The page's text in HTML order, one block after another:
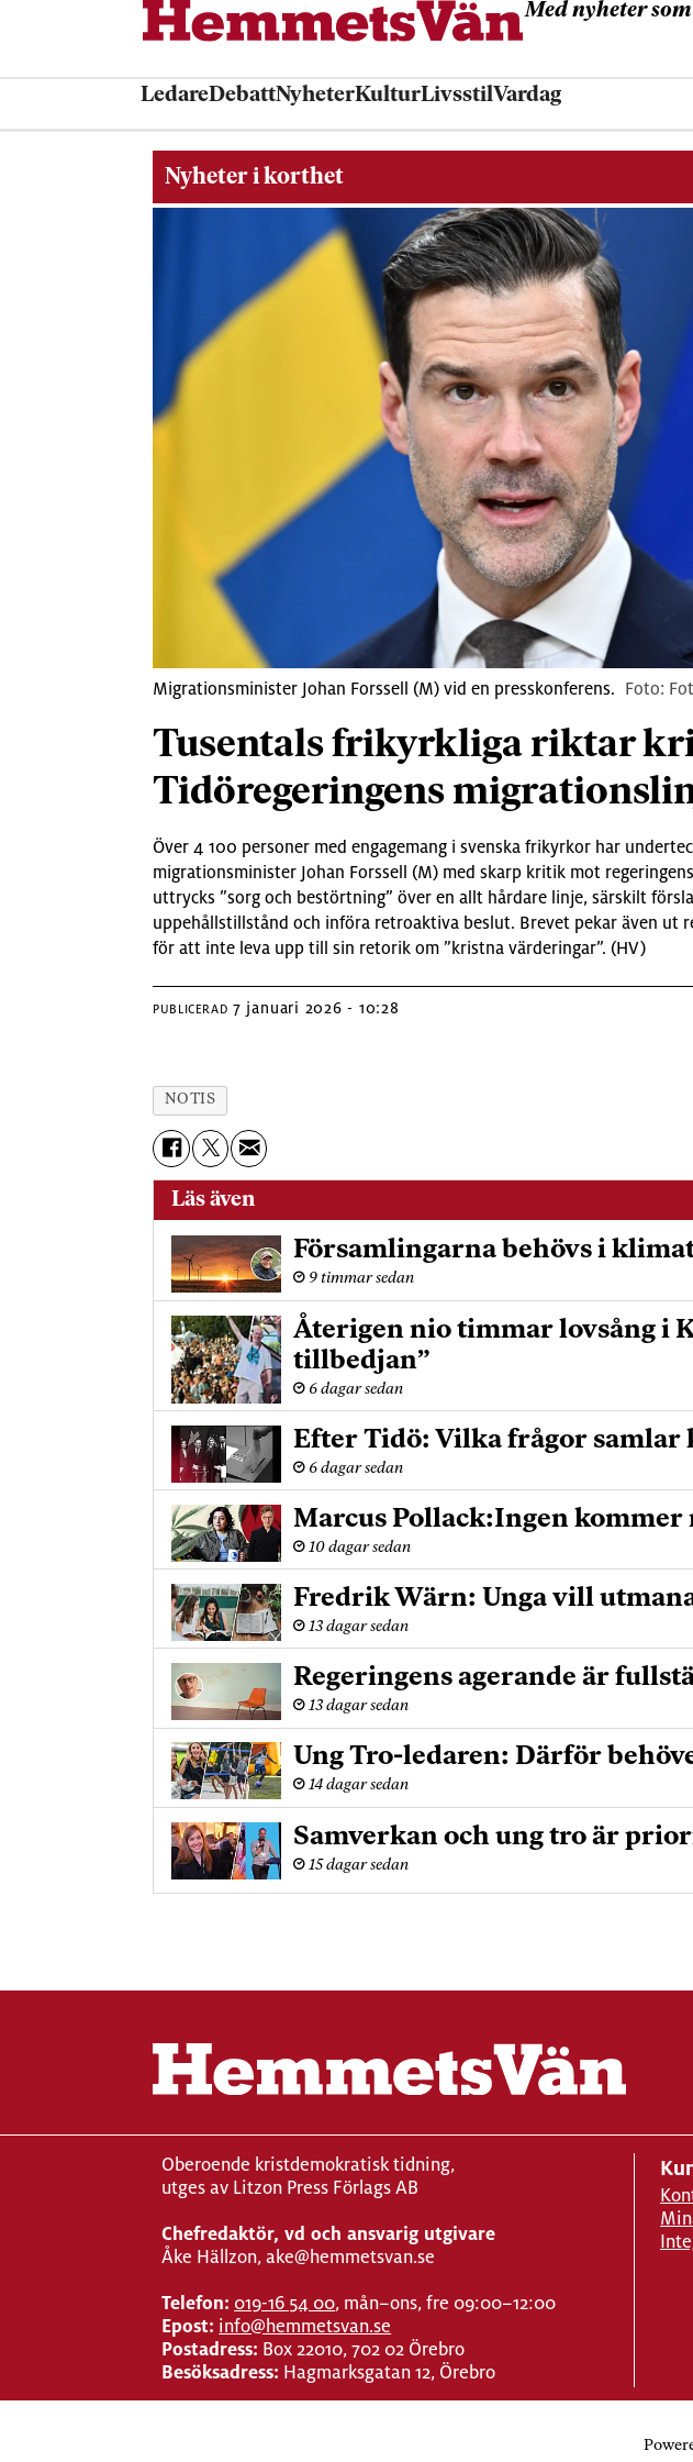
Med nyheter
LedareDebattNyheterKulturLivsstilVardag
Nyheter i korthet
Migrationsminister Johan Forssell (M) vid en presskonferens.
Tusentals frikyrkliga riktar
Tidöregeringens
Över 4 100 personer med engagemang i svenska frikyrkor har
migrationsminister Johan Forssell (M) med skarp kritik mot
uttrycks ”sorg och bestörtning” över en allt hårdare linje, särskilt
uppehållstillstånd och införa retroaktiva beslut. Brevet pekar även ut
för att inte leva upp till sin retorik om ”kristna värderingar”. (HV)
PUBLICERAD 7 januari 2026 - 10:28
NOTIS
Läs även
Församlingarna behövs i
9 timmar sedan
Återigen nio timmar lovsång i
tillbedjan”
6 dagar sedan
Efter Tidö: Vilka frågor samlar
6 dagar sedan
Marcus Pollack:Ingen kommer
10 dagar sedan
Fredrik Wärn: Unga vill
13 dagar sedan
Regeringens agerande är
13 dagar sedan
Ung Tro-ledaren: Därför
14 dagar sedan
Samverkan och ung tro är
15 dagar sedan
Oberoende kristdemokratisk tidning,
utges av Litzon Press Förlags AB
Chefredaktör, vd och ansvarig utgivare
Åke Hällzon, ake@hemmetsvan.se
Telefon: 019-16 54 00, mån–ons, fre 09:00–12:00
Epost: info@hemmetsvan.se
Postadress: Box 22010, 702 02 Örebro
Besöksadress: Hagmarksgatan 12, Örebro